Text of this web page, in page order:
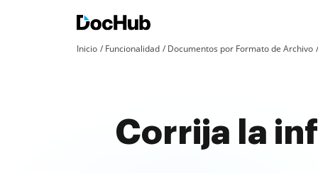
Inicio Funcionalidad Documentos por Formato de Archivo
Corrija la